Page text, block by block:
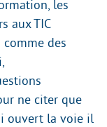
les
aux TIC
des
ne citer que
ouvert la voie il